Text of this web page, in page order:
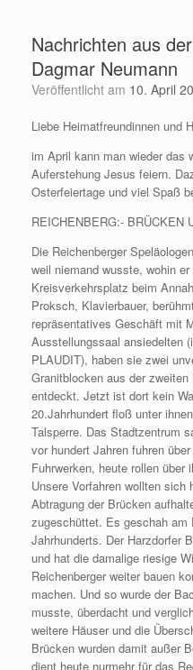
springenNachrichten aus
Dagmar Neumann
Veröffentlicht am 10. April
Liebe Heimatfreundinnen und
im April kann man wieder das
Auferstehung Jesus feiern.
Osterfeiertage und viel Spaß
REICHENBERG:- BRÜCKEN
Die Reichenberger
weil niemand wusste, wohin
Kreisverkehrsplatz beim
Proksch, Klavierbauer,
repräsentatives Geschäft mit
Ausstellungssaal ansiedelten
PLAUDIT), haben sie zwei
Granitblocken aus der
entdeckt. Jetzt ist dort kein
20.Jahrhundert floß unter
Talsperre. Das Stadtzentrum
vor hundert Jahren fuhren
Fuhrwerken, heute rollen über
Unsere Vorfahren wollten
Abtragung der Brücken
zugeschüttet. Es geschah am
Jahrhunderts. Der Harzdorfer
und hat die damalige riesige
Reichenberger weiter bauen
machen. Und so wurde der
musste, überdacht und
weitere Häuser und die
Brücken wurden damit außer
dient heute nurmehr für das